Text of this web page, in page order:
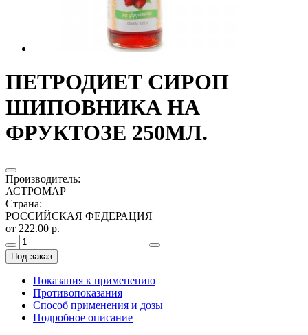
ПЕТРОДИЕТ СИРОП
ШИПОВНИКА НА
ФРУКТОЗЕ 250МЛ.
Производитель:
АСТРОМАР
Страна:
РОССИЙСКАЯ ФЕДЕРАЦИЯ
от 222.00 р.
Под заказ
Показания к применению
Противопоказания
Способ применения и дозы
Подробное описание